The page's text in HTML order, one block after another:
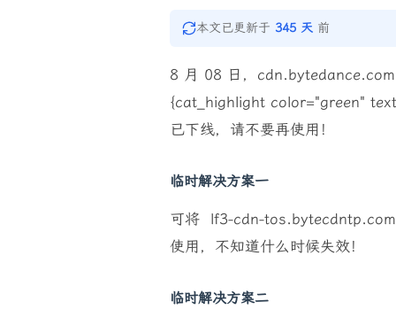
本文已更新于 345 天 前
8 月 08 日，
{cat_highlight color="green"
已下线，请不要再使用！
临时解决方案一
可将 lf3-cdn-
使用，不知道什么时候失效！
临时解决方案二